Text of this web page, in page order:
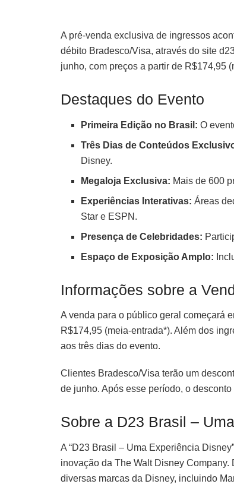
A pré-venda exclusiva de ingressos
débito Bradesco/Visa, através do site
junho, com preços a partir de R$174,95
Destaques do Evento
Primeira Edição no Brasil: O
Três Dias de Conteúdos
Disney.
Megaloja Exclusiva: Mais de 600
Experiências Interativas: Áreas
Star e ESPN.
Presença de Celebridades:
Espaço de Exposição Amplo:
Informações sobre a
A venda para o público geral começará
R$174,95 (meia-entrada*). Além dos
aos três dias do evento.
Clientes Bradesco/Visa terão um
de junho. Após esse período, o
Sobre a D23 Brasil –
A “D23 Brasil – Uma Experiência
inovação da The Walt Disney
diversas marcas da Disney, incluindo